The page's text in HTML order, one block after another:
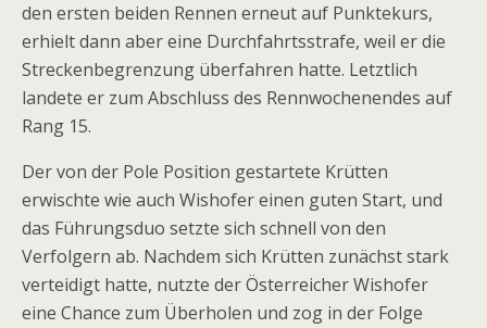
den ersten beiden Rennen erneut auf Punktekurs,
erhielt dann aber eine Durchfahrtsstrafe, weil er die
Streckenbegrenzung überfahren hatte. Letztlich
landete er zum Abschluss des Rennwochenendes auf
Rang 15.
Der von der Pole Position gestartete Krütten
erwischte wie auch Wishofer einen guten Start, und
das Führungsduo setzte sich schnell von den
Verfolgern ab. Nachdem sich Krütten zunächst stark
verteidigt hatte, nutzte der Österreicher Wishofer
eine Chance zum Überholen und zog in der Folge